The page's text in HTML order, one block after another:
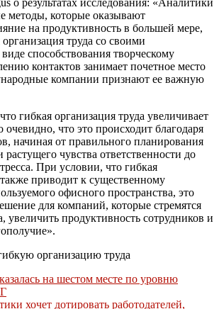
о результатах исследования: «Аналитики
методы, которые оказывают
на продуктивность в большей мере,
труда со своими
способствования творческому
контактов занимает почетное место
компании признают ее важную
гибкая организация труда увеличивает
очевидно, что это происходит благодаря
начиная от правильного планирования
растущего чувства ответственности до
При условии, что гибкая
приводит к существенному
офисного пространства, это
для компаний, которые стремятся
увеличить продуктивность сотрудников и
организацию труда
на шестом месте по уровню
хочет дотировать работодателей,